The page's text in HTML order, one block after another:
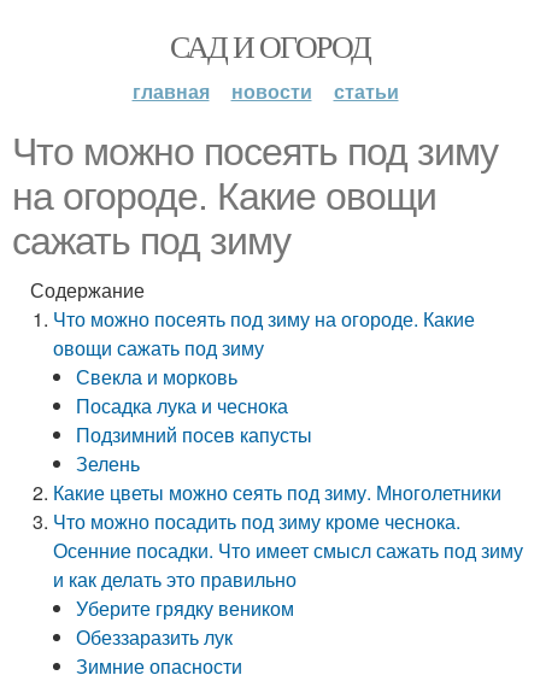
САД И ОГОРОД
главная новости статьи
Что можно посеять под зиму
на огороде. Какие овощи
сажать под зиму
Содержание
Что можно посеять под зиму на огороде. Какие
овощи сажать под зиму
Свекла и морковь
Посадка лука и чеснока
Подзимний посев капусты
Зелень
Какие цветы можно сеять под зиму. Многолетники
Что можно посадить под зиму кроме чеснока.
Осенние посадки. Что имеет смысл сажать под зиму
и как делать это правильно
Уберите грядку веником
Обеззаразить лук
Зимние опасности